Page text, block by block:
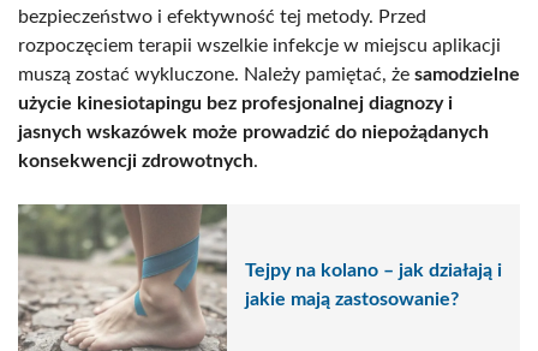
bezpieczeństwo i efektywność tej metody. Przed
rozpoczęciem terapii wszelkie infekcje w miejscu aplikacji
muszą zostać wykluczone. Należy pamiętać, że samodzielne
użycie kinesiotapingu bez profesjonalnej diagnozy i
jasnych wskazówek może prowadzić do niepożądanych
konsekwencji zdrowotnych.
Tejpy na kolano – jak działają i
jakie mają zastosowanie?